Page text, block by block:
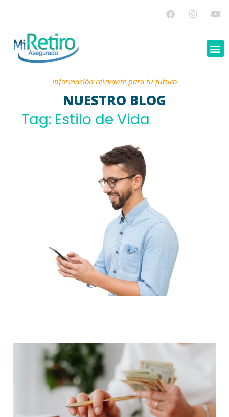
Información relevante para tu futuro
NUESTRO BLOG
Tag: Estilo de Vida